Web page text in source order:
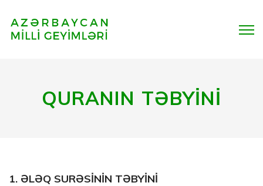
QURANIN TƏBYİNİ
1. ƏLƏQ SURƏSİNİN TƏBYİNİ